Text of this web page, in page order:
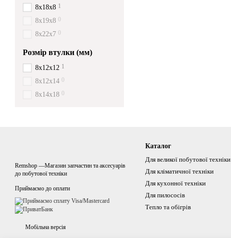
8x18x8 1
8x19x8 0
8x22x7 0
Розмір втулки (мм)
8x12x12 1
8x12x14 0
8x14x18 0
Remshop —Магазин запчастин та аксесуарів
до побутової техніки
Приймаємо до оплати
Мобільна версія
Каталог
Для великої побутової техніки
Для кліматичної техніки
Для кухонної техніки
Для пилососів
Тепло та обігрів